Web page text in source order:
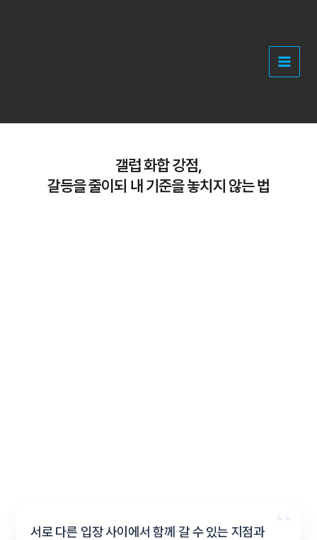
뛰
갤럽 화합 강점,
갈등을 줄이되 내 기준을 놓치지 않는 법
서로 다른 입장 사이에서 함께 갈 수 있는 지점과